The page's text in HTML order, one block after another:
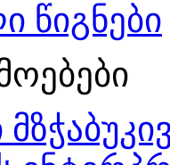
წიგნები